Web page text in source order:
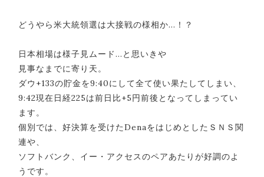
どうやら米大統領選は大接戦の様相か…！？
日本相場は様子見ムード…と思いきや
見事なまでに寄り天。
ダウ+133の貯金を9:40にして全て使い果たしてしまい、
9:42現在日経225は前日比+5円前後となってしまってい
ます。
個別では、好決算を受けたDenaをはじめとしたＳＮＳ関
連や、
ソフトバンク、イー・アクセスのペアあたりが好調のよ
うです。